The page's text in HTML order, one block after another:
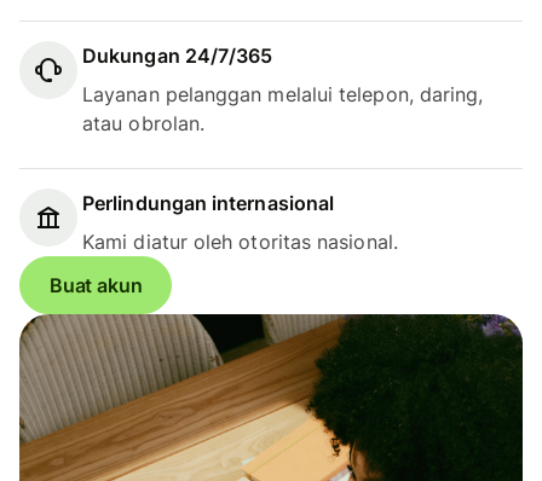
Dukungan 24/7/365
Layanan pelanggan melalui telepon, daring,
atau obrolan.
Perlindungan internasional
Kami diatur oleh otoritas nasional.
Buat akun